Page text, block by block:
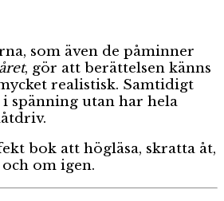
som även de påminner
, gör att berättelsen känns
realistisk. Samtidigt
spänning utan har hela
bok att högläsa, skratta åt,
om igen.